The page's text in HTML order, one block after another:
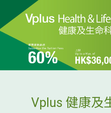
Vplus 健康及